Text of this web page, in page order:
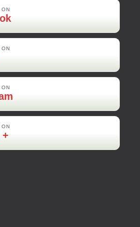
Maya-Palembang
Sampai Mbak Ratna Makasih
+